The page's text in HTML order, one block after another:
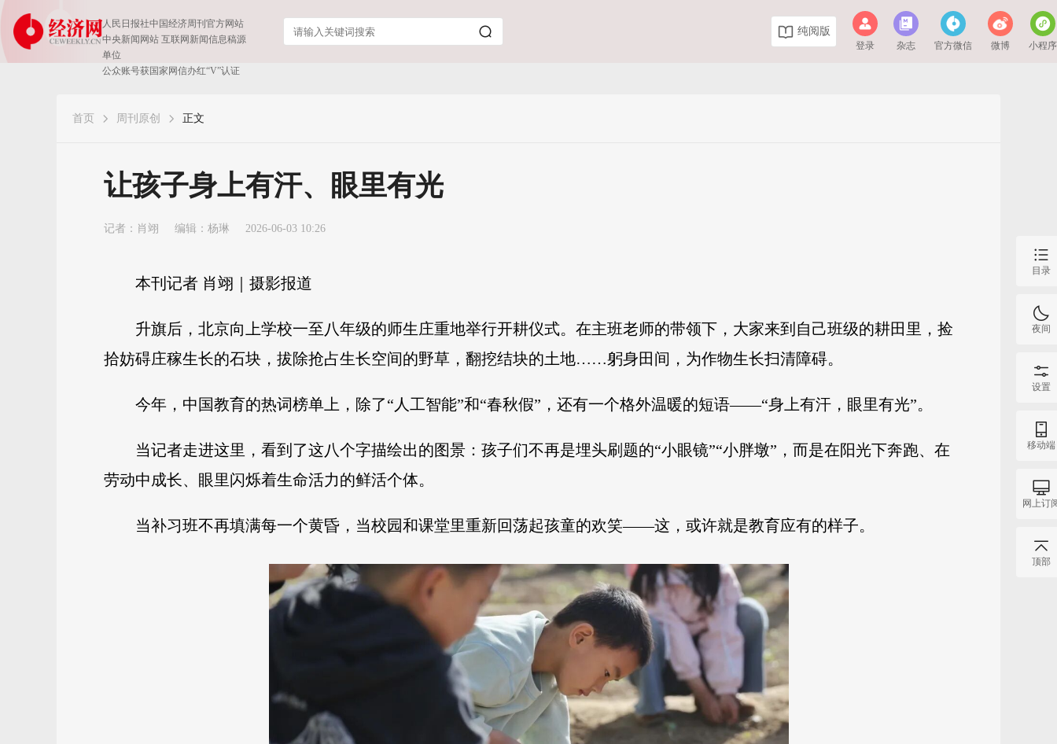
人民日报社中国经济周刊官方网站
中央新闻网站 互联网新闻信息稿源
单位
公众账号获国家网信办红“V”认证
纯阅版
登录 杂志 官方微信 微博 小程序
首页 周刊原创 正文
让孩子身上有汗、眼里有光
记者： 肖翊 编辑：杨琳 2026-06-03 10:26
本刊记者 肖翊｜摄影报道
升旗后，北京向上学校一至八年级的师生庄重地举行开耕仪式。在主班老师的带领下，大家来到自己班级的耕田里，捡
拾妨碍庄稼生长的石块，拔除抢占生长空间的野草，翻挖结块的土地……躬身田间，为作物生长扫清障碍。
今年，中国教育的热词榜单上，除了“人工智能”和“春秋假”，还有一个格外温暖的短语——“身上有汗，眼里有光”。
当记者走进这里，看到了这八个字描绘出的图景：孩子们不再是埋头刷题的“小眼镜”“小胖墩”，而是在阳光下奔跑、在
劳动中成长、眼里闪烁着生命活力的鲜活个体。
当补习班不再填满每一个黄昏，当校园和课堂里重新回荡起孩童的欢笑——这，或许就是教育应有的样子。
目录
夜间
设置
移动端
网上订
顶部